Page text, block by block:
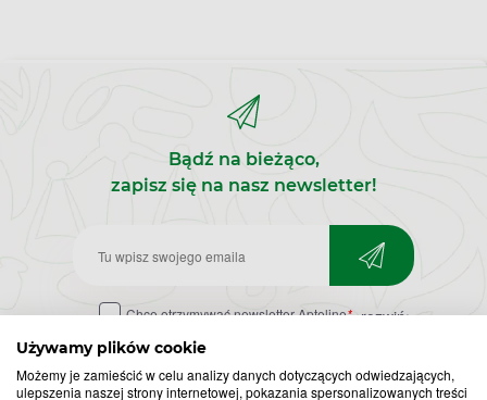
Używamy plików cookie
Możemy je zamieścić w celu analizy danych dotyczących odwiedzających,
ulepszenia naszej strony internetowej, pokazania spersonalizowanych treści
Bądź na bieżąco,
zapisz się na nasz newsletter!
Zapisz
do
newslettera
Chcę otrzymywać newsletter Apteline* rozwiń>